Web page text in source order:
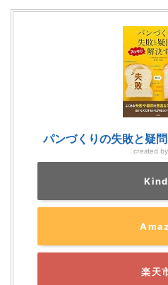
パンづくりの失敗と疑
created by
楽天